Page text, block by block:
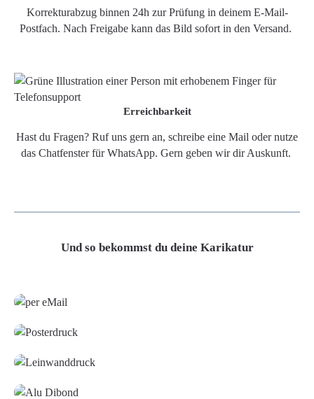
Korrekturabzug binnen 24h zur Prüfung in deinem E-Mail-
Postfach. Nach Freigabe kann das Bild sofort in den Versand.
Erreichbarkeit
Hast du Fragen? Ruf uns gern an, schreibe eine Mail oder nutze
das Chatfenster für WhatsApp. Gern geben wir dir Auskunft.
Und so bekommst du deine Karikatur